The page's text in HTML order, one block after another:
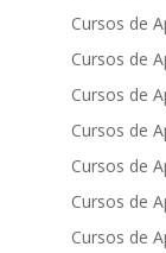
Cursos de
Cursos de
Cursos de
Cursos de
Cursos de
Cursos de
Cursos de